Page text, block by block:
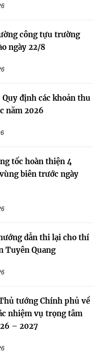
công tựu trường
ngày 22/8
Quy định các khoản thu
năm 2026
tốc hoàn thiện 4
biên trước ngày
dẫn thi lại cho thí
Tuyên Quang
tướng Chính phủ về
nhiệm vụ trọng tâm
– 2027